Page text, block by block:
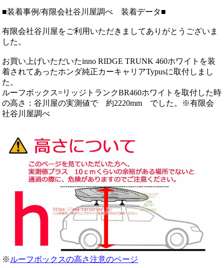
■装着事例/有限会社谷川屋調べ 装着データ■
有限会社谷川屋をご利用いただきましてありがとうございま
した。
お買い上げいただいたinno RIDGE TRUNK 460ホワイトを装
着されてあったホンダ純正カーキャリアTypusに取付しまし
た。
ルーフボックス=リッジトランクBR460ホワイトを取付した時
の高さ：谷川屋の実測値で 約2220mm でした。※有限会
社谷川屋調べ
※ ルーフボックスの高さ注意のページ